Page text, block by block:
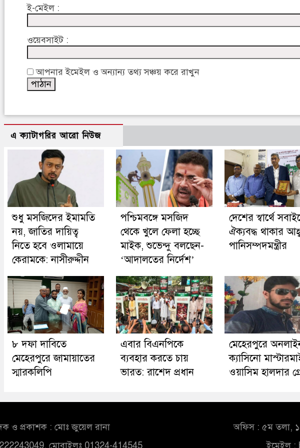
ই-মেইল :
ওয়েবসাইট :
আপনার ইমেইল ও অন্যান্য তথ্য সঞ্চয় করে রাখুন
এ ক্যাটাগরির আরো নিউজ
শুধু মসজিদের ইমামতি
নয়, জাতির দায়িত্ব
নিতে হবে ওলামায়ে
কেরামকে: নাসীরুদ্দীন
পশ্চিমবঙ্গে মসজিদ
থেকে খুলে ফেলা হচ্ছে
মাইক, শুভেন্দু বলছেন-
‘আদালতের নির্দেশ’
দেশের স্বার্থে
ঐক্যবদ্ধ থাকার
পানিসম্পদমন্ত্রীর
৮ দফা দাবিতে
মেহেরপুরে জামায়াতের
স্মারকলিপি
এবার বিএনপিকে
ব্যবহার করতে চায়
ভারত: রাশেদ প্রধান
মেহেরপুরে
ক্যাসিনো
ওয়াসিম হালদার
ও প্রকাশক : মোঃ জুয়েল রানা
মোবাইলঃ 01324-414545
অফিস : ৫ম তলা,
ইমেইল :